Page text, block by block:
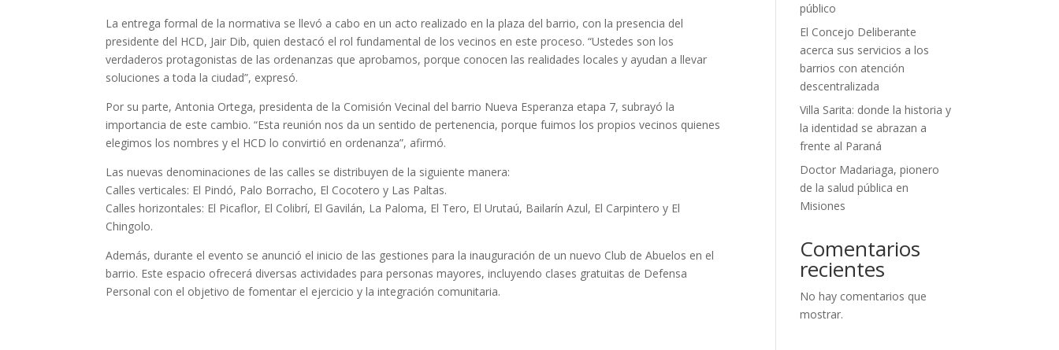
La entrega formal de la normativa se llevó a cabo en un acto realizado en la plaza del barrio, con la presencia del
presidente del HCD, Jair Dib, quien destacó el rol fundamental de los vecinos en este proceso. “Ustedes son los
verdaderos protagonistas de las ordenanzas que aprobamos, porque conocen las realidades locales y ayudan a llevar
soluciones a toda la ciudad”, expresó.
Por su parte, Antonia Ortega, presidenta de la Comisión Vecinal del barrio Nueva Esperanza etapa 7, subrayó la
importancia de este cambio. “Esta reunión nos da un sentido de pertenencia, porque fuimos los propios vecinos quienes
elegimos los nombres y el HCD lo convirtió en ordenanza”, afirmó.
Las nuevas denominaciones de las calles se distribuyen de la siguiente manera:
Calles verticales: El Pindó, Palo Borracho, El Cocotero y Las Paltas.
Calles horizontales: El Picaflor, El Colibrí, El Gavilán, La Paloma, El Tero, El Urutaú, Bailarín Azul, El Carpintero y El
Chingolo.
Además, durante el evento se anunció el inicio de las gestiones para la inauguración de un nuevo Club de Abuelos en el
barrio. Este espacio ofrecerá diversas actividades para personas mayores, incluyendo clases gratuitas de Defensa
Personal con el objetivo de fomentar el ejercicio y la integración comunitaria.
público
El Concejo Deliberante
acerca sus servicios a los
barrios con atención
descentralizada
Villa Sarita: donde la historia y
la identidad se abrazan a
frente al Paraná
Doctor Madariaga, pionero
de la salud pública en
Misiones
Comentarios
recientes
No hay comentarios que
mostrar.